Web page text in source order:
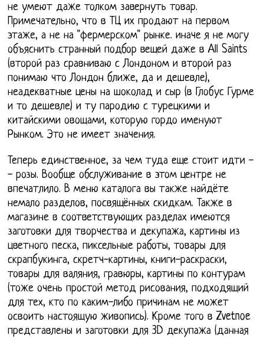
не умеют даже толком завернуть товар.
Примечательно, что в ТЦ их продают на первом
этаже, а не на "фермерском" рынке. иначе я не могу
объяснить странный подбор вещей даже в All Saints
(второй раз сравниваю с Лондоном и второй раз
понимаю что Лондон ближе, да и дешевле),
неадекватные цены на шоколад и сыр (в Глобус Гурме
и то дешевле) и ту пародию с турецкими и
китайскими овощами, которую гордо именуют
Рынком. Это не имеет значения.
Теперь единственное, за чем туда еще стоит идти -
- розы. Вообще обслуживание в этом центре не
впечатлило. В меню каталога вы также найдёте
немало разделов, посвящённых скидкам. Также в
магазине в соответствующих разделах имеются
заготовки для творчества и декупажа, картины из
цветного песка, пиксельные работы, товары для
скрапбукинга, скретч-картины, книги-раскраски,
товары для валяния, гравюры, картины по контурам
(тоже очень простой метод рисования, подходящий
для тех, кто по каким-либо причинам не может
освоить настоящую живопись). Кроме того в Zvetnoe
представлены и заготовки для 3D декупажа (данная